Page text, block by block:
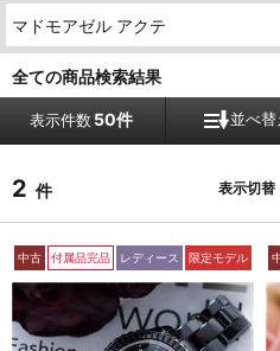
全ての商品検索結果
表示件数50件 並べ替
2 件 表示切替
中古 付属品完品 レディース 限定モデル